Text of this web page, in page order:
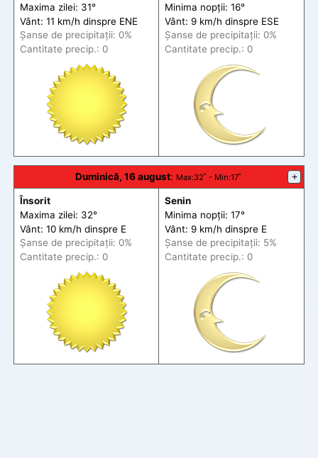
Maxima zilei: 31°
Vânt: 11 km/h dinspre ENE
Șanse de precipitații: 0%
Cantitate precip.: 0
Minima nopții: 16°
Vânt: 9 km/h dinspre ESE
Șanse de precipitații: 0%
Cantitate precip.: 0
Duminică, 16 august: Max:32˚ - Min:17˚ +
Însorit
Maxima zilei: 32°
Vânt: 10 km/h dinspre E
Șanse de precipitații: 0%
Cantitate precip.: 0
Senin
Minima nopții: 17°
Vânt: 9 km/h dinspre E
Șanse de precipitații: 5%
Cantitate precip.: 0